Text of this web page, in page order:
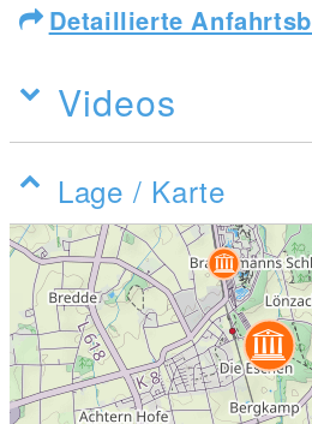
Detaillierte
Videos
Lage / Karte